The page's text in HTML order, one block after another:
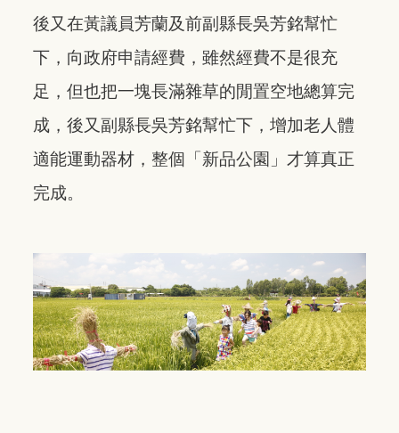
後又在黃議員芳蘭及前副縣長吳芳銘幫忙
下，向政府申請經費，雖然經費不是很充
足，但也把一塊長滿雜草的閒置空地總算完
成，後又副縣長吳芳銘幫忙下，增加老人體
適能運動器材，整個「新品公園」才算真正
完成。